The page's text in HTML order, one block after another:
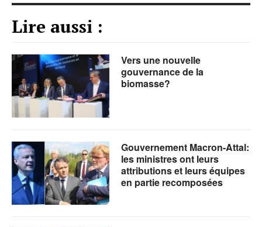
Lire aussi :
Vers une nouvelle
gouvernance de la
biomasse?
Gouvernement Macron-Attal:
les ministres ont leurs
attributions et leurs équipes
en partie recomposées